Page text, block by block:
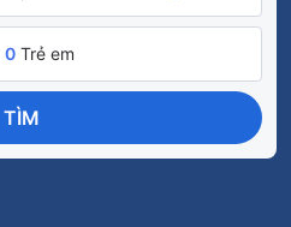
0 Trẻ em
TÌM